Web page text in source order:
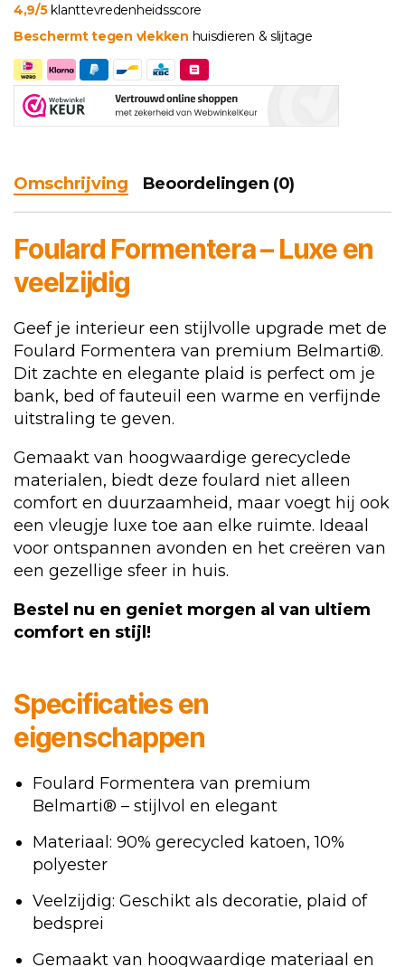
4,9/5 klanttevredenheidsscore
Beschermt tegen vlekken huisdieren & slijtage
Omschrijving Beoordelingen (0)
Foulard Formentera – Luxe en
veelzijdig
Geef je interieur een stijlvolle upgrade met de
Foulard Formentera van premium Belmarti®.
Dit zachte en elegante plaid is perfect om je
bank, bed of fauteuil een warme en verfijnde
uitstraling te geven.
Gemaakt van hoogwaardige gerecyclede
materialen, biedt deze foulard niet alleen
comfort en duurzaamheid, maar voegt hij ook
een vleugje luxe toe aan elke ruimte. Ideaal
voor ontspannen avonden en het creëren van
een gezellige sfeer in huis.
Bestel nu en geniet morgen al van ultiem
comfort en stijl!
Specificaties en
eigenschappen
Foulard Formentera van premium
Belmarti® – stijlvol en elegant
Materiaal: 90% gerecycled katoen, 10%
polyester
Veelzijdig: Geschikt als decoratie, plaid of
bedsprei
Gemaakt van hoogwaardige materiaal en